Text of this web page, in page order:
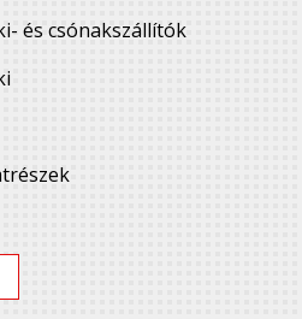
és csónakszállítók